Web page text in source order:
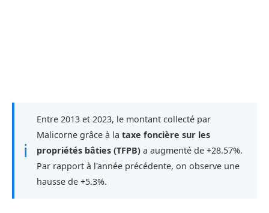
ℹ
Entre 2013 et 2023, le montant collecté par
Malicorne grâce à la taxe foncière sur les
propriétés bâties (TFPB) a augmenté de +28.57%.
Par rapport à l'année précédente, on observe une
hausse de +5.3%.